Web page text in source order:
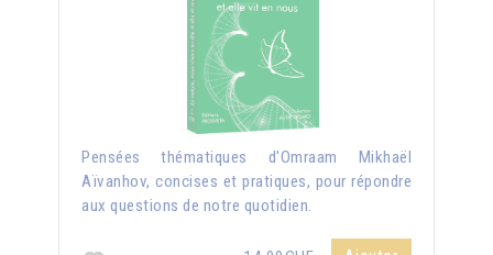
Pensées thématiques d'Omraam Mikhaël
Aïvanhov, concises et pratiques, pour répondre
aux questions de notre quotidien.